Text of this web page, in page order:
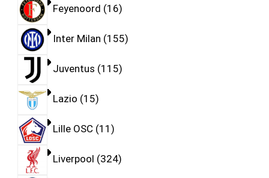
Feyenoord 16
Inter Milan 155
Juventus 115
Lazio 15
Lille OSC 11
Liverpool 324